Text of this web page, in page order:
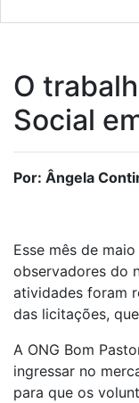
O
Social
Por: Ângela
Esse mês de
observadores do
atividades foram
das licitações,
A ONG Bom
ingressar no
para que os